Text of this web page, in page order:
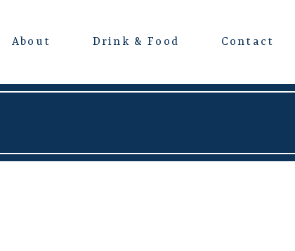
About Drink & Food Contact